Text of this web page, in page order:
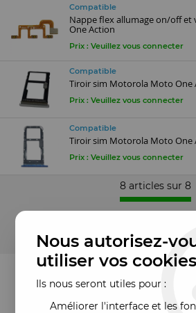
Compatible
Nappe flex allumage on/off
One Action
Prix : Veuillez vous connecter
Compatible
Tiroir sim Motorola Moto One
Prix : Veuillez vous connecter
Compatible
Tiroir sim Motorola Moto One
Prix : Veuillez vous connecter
8 articles sur 8
Nous autorisez-
utiliser vos
Ils nous seront utiles pour :
Améliorer l'interface et les